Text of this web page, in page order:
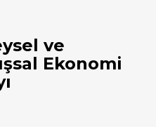
ve
Ekonomi